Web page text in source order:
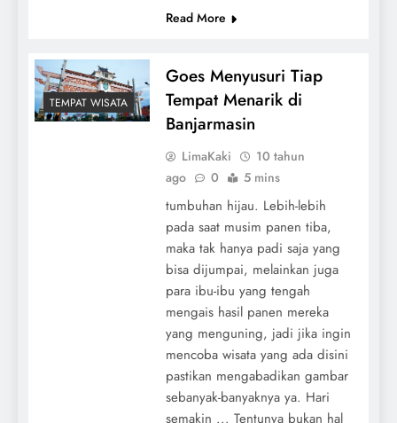
Read More
TEMPAT WISATA
Goes Menyusuri Tiap
Tempat Menarik di
Banjarmasin
LimaKaki
10 tahun
ago
0 5 mins
tumbuhan hijau. Lebih-lebih
pada saat musim panen tiba,
maka tak hanya padi saja yang
bisa dijumpai, melainkan juga
para ibu-ibu yang tengah
mengais hasil panen mereka
yang menguning, jadi jika ingin
mencoba wisata yang ada disini
pastikan mengabadikan gambar
sebanyak-banyaknya ya. Hari
semakin ... Tentunya bukan hal